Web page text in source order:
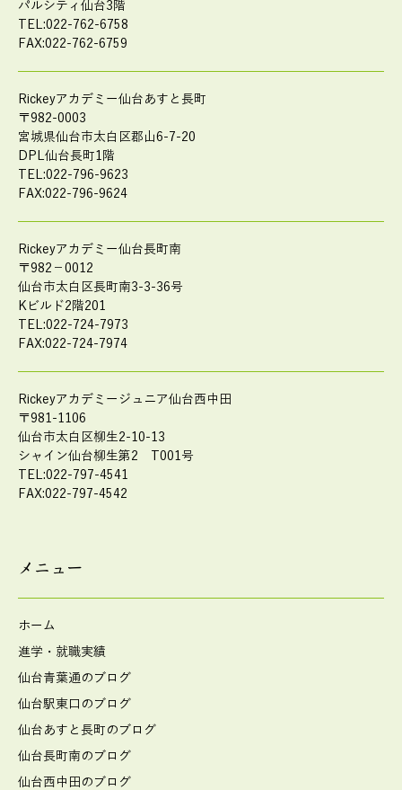
パルシティ仙台3階
TEL:022-762-6758
FAX:022-762-6759
Rickeyアカデミー仙台あすと長町
〒982-0003
宮城県仙台市太白区郡山6-7-20
DPL仙台長町1階
TEL:022-796-9623
FAX:022-796-9624
Rickeyアカデミー仙台長町南
〒982－0012
仙台市太白区長町南3-3-36号
Kビルド2階201
TEL:022-724-7973
FAX:022-724-7974
Rickeyアカデミージュニア仙台西中田
〒981-1106
仙台市太白区柳生2-10-13
シャイン仙台柳生第2 T001号
TEL:022-797-4541
FAX:022-797-4542
メニュー
ホーム
進学・就職実績
仙台青葉通のブログ
仙台駅東口のブログ
仙台あすと長町のブログ
仙台長町南のブログ
仙台西中田のブログ